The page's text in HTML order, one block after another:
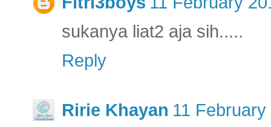
sukanya liat2 aja sih.....
Reply
Ririe Khayan 11